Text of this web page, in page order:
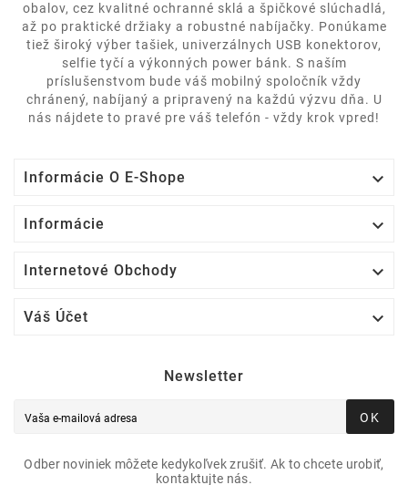
obalov, cez kvalitné ochranné sklá a špičkové slúchadlá,
až po praktické držiaky a robustné nabíjačky. Ponúkame
tiež široký výber tašiek, univerzálnych USB konektorov,
selfie tyčí a výkonných power bánk. S naším
príslušenstvom bude váš mobilný spoločník vždy
chránený, nabíjaný a pripravený na každú výzvu dňa. U
nás nájdete to pravé pre váš telefón - vždy krok vpred!
Informácie O E-Shope 
Informácie 
Internetové Obchody 
Váš Účet 
Newsletter
OK
Odber noviniek môžete kedykoľvek zrušiť. Ak to chcete urobiť,
kontaktujte nás.